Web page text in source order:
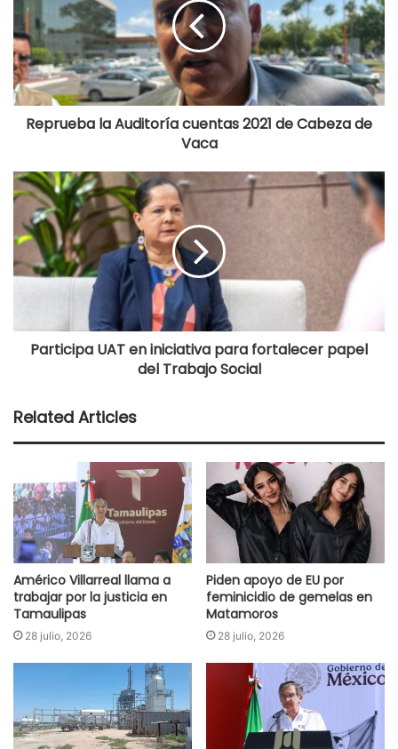
Reprueba la Auditoría cuentas 2021 de Cabeza de
Vaca
Participa UAT en iniciativa para fortalecer papel
del Trabajo Social
Related Articles
Américo Villarreal llama a
trabajar por la justicia en
Tamaulipas
28 julio, 2026
Piden apoyo de EU por
feminicidio de gemelas en
Matamoros
28 julio, 2026